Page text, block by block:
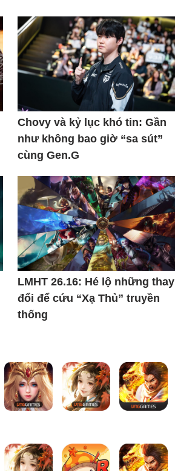
Chovy và kỷ lục khó tin: Gần
như không bao giờ “sa sút”
cùng Gen.G
LMHT 26.16: Hé lộ những thay
đổi để cứu “Xạ Thủ” truyền
thống